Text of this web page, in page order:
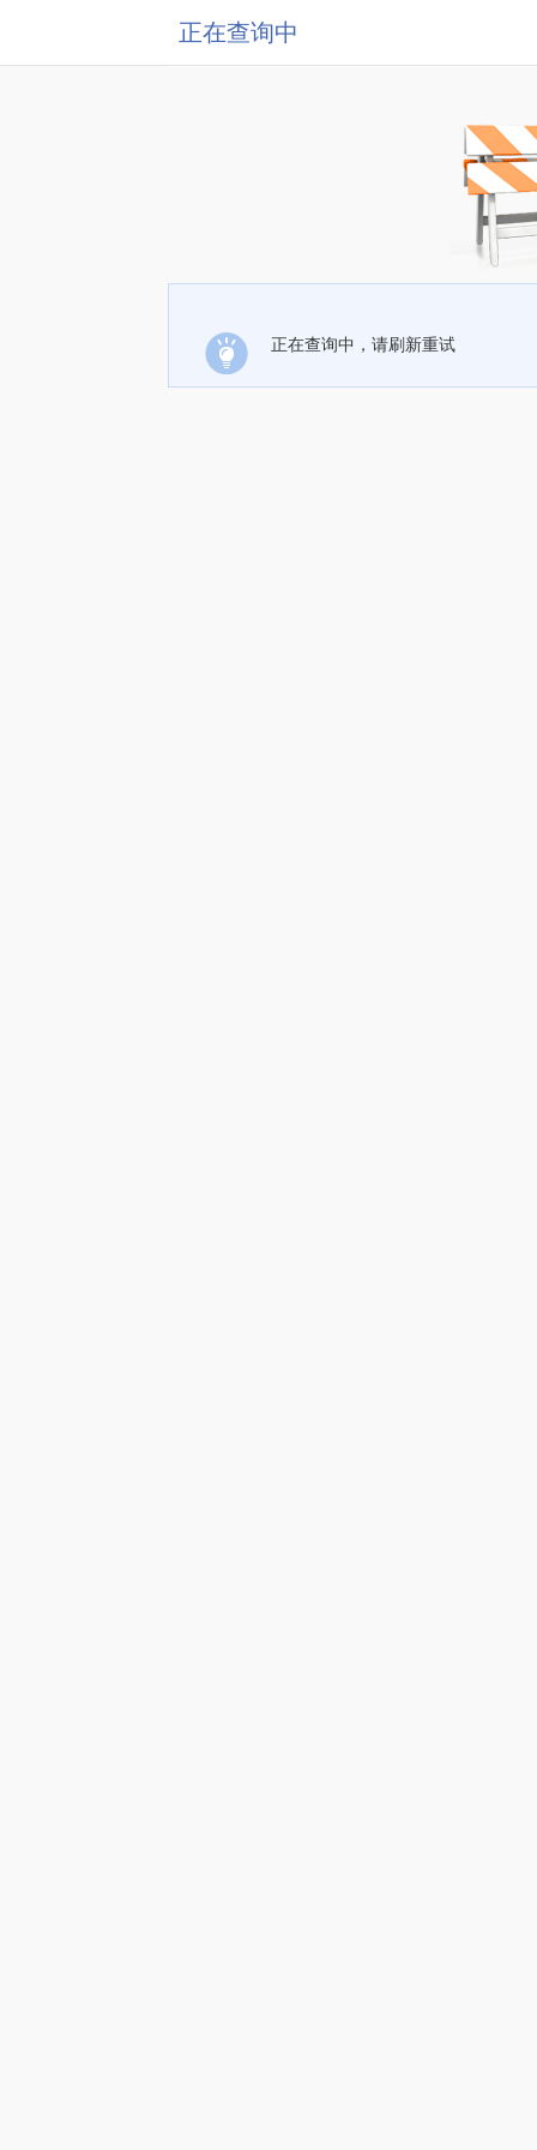
正在查询中
正在查询中，请刷新重试